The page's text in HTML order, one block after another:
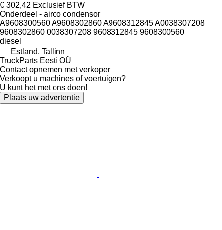
€ 302,42 Exclusief BTW
Onderdeel - airco condensor
A9608300560 A9608302860 A9608312845 A0038307208
9608302860 0038307208 9608312845 9608300560
diesel
Estland, Tallinn
TruckParts Eesti OÜ
Contact opnemen met verkoper
Verkoopt u machines of voertuigen?
U kunt het met ons doen!
Plaats uw advertentie